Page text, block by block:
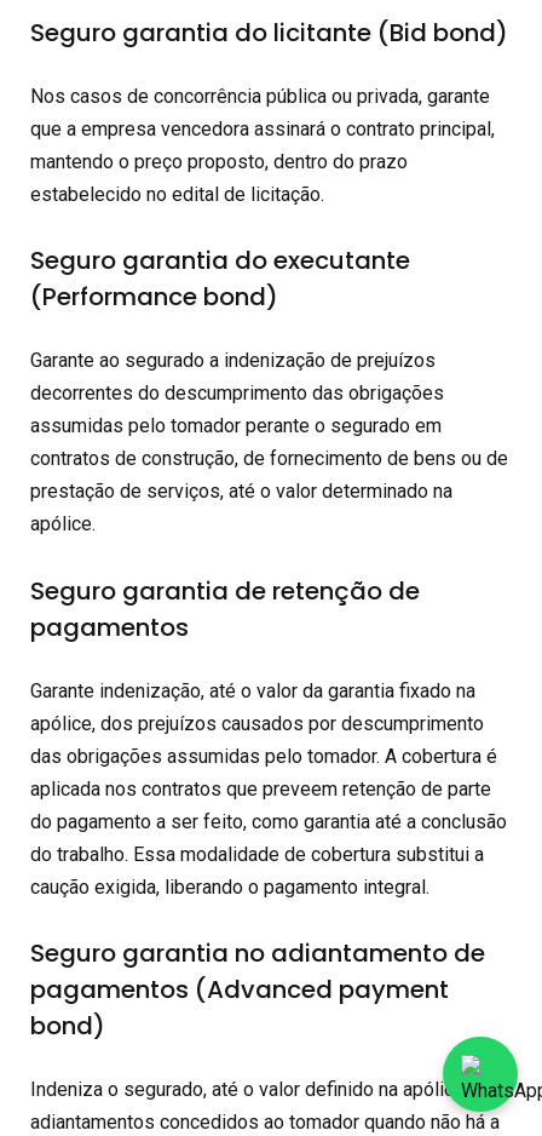
Seguro garantia do licitante (Bid bond)
Nos casos de concorrência pública ou privada, garante
que a empresa vencedora assinará o contrato principal,
mantendo o preço proposto, dentro do prazo
estabelecido no edital de licitação.
Seguro garantia do executante
(Performance bond)
Garante ao segurado a indenização de prejuízos
decorrentes do descumprimento das obrigações
assumidas pelo tomador perante o segurado em
contratos de construção, de fornecimento de bens ou de
prestação de serviços, até o valor determinado na
apólice.
Seguro garantia de retenção de
pagamentos
Garante indenização, até o valor da garantia fixado na
apólice, dos prejuízos causados por descumprimento
das obrigações assumidas pelo tomador. A cobertura é
aplicada nos contratos que preveem retenção de parte
do pagamento a ser feito, como garantia até a conclusão
do trabalho. Essa modalidade de cobertura substitui a
caução exigida, liberando o pagamento integral.
Seguro garantia no adiantamento de
pagamentos (Advanced payment
bond)
Indeniza o segurado, até o valor definido na apólice, dos
adiantamentos concedidos ao tomador quando não há a